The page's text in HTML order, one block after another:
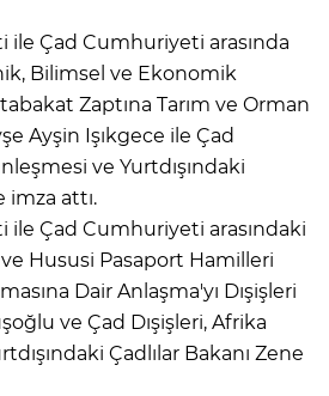
Çad Cumhuriyeti arasında
Bilimsel ve Ekonomik
Zaptına Tarım ve Orman
Ayşin Işıkgece ile Çad
ve Yurtdışındaki
imza attı.
Çad Cumhuriyeti arasındaki
Hususi Pasaport Hamilleri
Dair Anlaşma'yı Dışişleri
ve Çad Dışişleri, Afrika
Çadlılar Bakanı Zene